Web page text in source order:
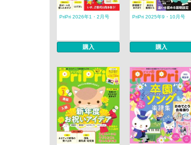
PriPri 2026年1・2月号
購入
PriPri 2025年9・10月号
購入